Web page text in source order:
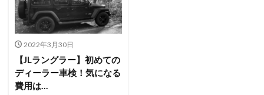
2022年3月30日
【JLラングラー】初めての
ディーラー車検！気になる
費用は…
グランディ羽鳥湖スキーリゾート
前が岳アウトドアパーク
海キャンプ
タイヤ交換
かいぞくの森キャンプ場
キャンプ庭小会瀬の森